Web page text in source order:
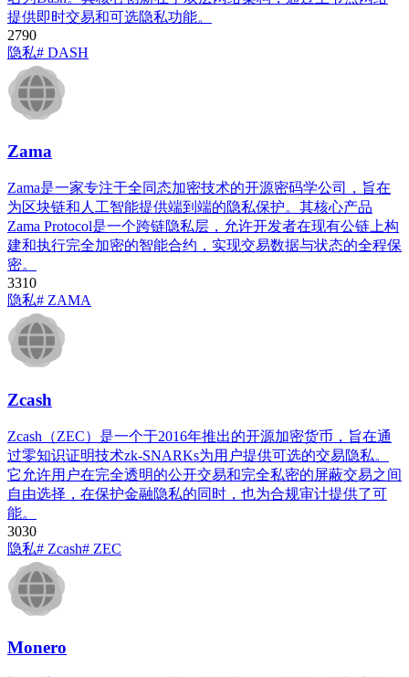
提供即时交易和可选隐私功能。
2790
隐私# DASH
Zama
Zama是一家专注于全同态加密技术的开源密码学公司，旨在
为区块链和人工智能提供端到端的隐私保护。其核心产品
Zama Protocol是一个跨链隐私层，允许开发者在现有公链上构
建和执行完全加密的智能合约，实现交易数据与状态的全程保
密。
3310
隐私# ZAMA
Zcash
Zcash（ZEC）是一个于2016年推出的开源加密货币，旨在通
过零知识证明技术zk-SNARKs为用户提供可选的交易隐私。
它允许用户在完全透明的公开交易和完全私密的屏蔽交易之间
自由选择，在保护金融隐私的同时，也为合规审计提供了可
能。
3030
隐私# Zcash# ZEC
Monero